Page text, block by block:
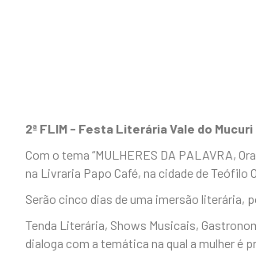
2ª FLIM - Festa Literária Vale do Mucuri
Com o tema “MULHERES DA PALAVRA,
na Livraria Papo Café, na cidade de Teófilo
Serão cinco dias de uma imersão literária,
Tenda Literária, Shows Musicais,
dialoga com a temática na qual a mulher é